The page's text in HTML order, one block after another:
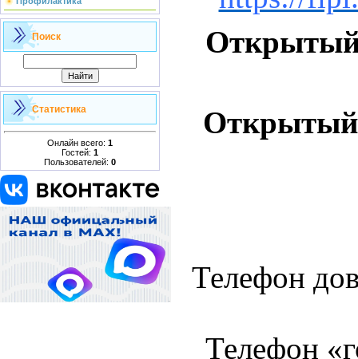
Поиск
Статистика
Онлайн всего: 1
Гостей: 1
Пользователей: 0
Телефон
Телефон